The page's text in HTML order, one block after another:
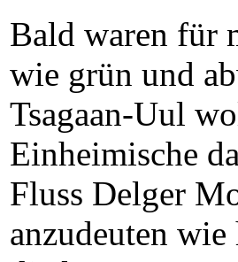
Bald waren für
wie grün und
Tsagaan-Uul
Einheimische
Fluss Delger
anzudeuten wie